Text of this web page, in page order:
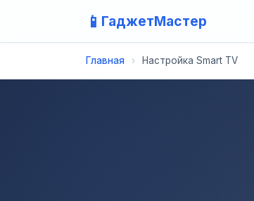
📱 ГаджетМастер
Главная › Настройка Smart TV